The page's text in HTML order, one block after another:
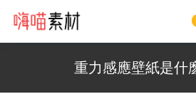
重力感應壁紙是什